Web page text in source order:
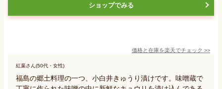
ショップでみる
価格と在庫を楽天でチェック >>
紅葉さん(50代・女性)
福島の郷土料理の一つ、小白井きゅうり漬けです。味噌蔵で